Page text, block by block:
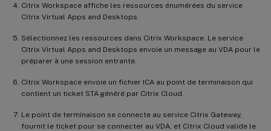
Citrix Workspace affiche les ressources énumérées du service
Citrix Virtual Apps and Desktops.
Sélectionnez les ressources dans Citrix Workspace. Le service
Citrix Virtual Apps and Desktops envoie un message au VDA pour le
préparer à une session entrante.
Citrix Workspace envoie un fichier ICA au point de terminaison qui
contient un ticket STA généré par Citrix Cloud.
Le point de terminaison se connecte au service Citrix Gateway,
fournit le ticket pour se connecter au VDA, et Citrix Cloud valide le